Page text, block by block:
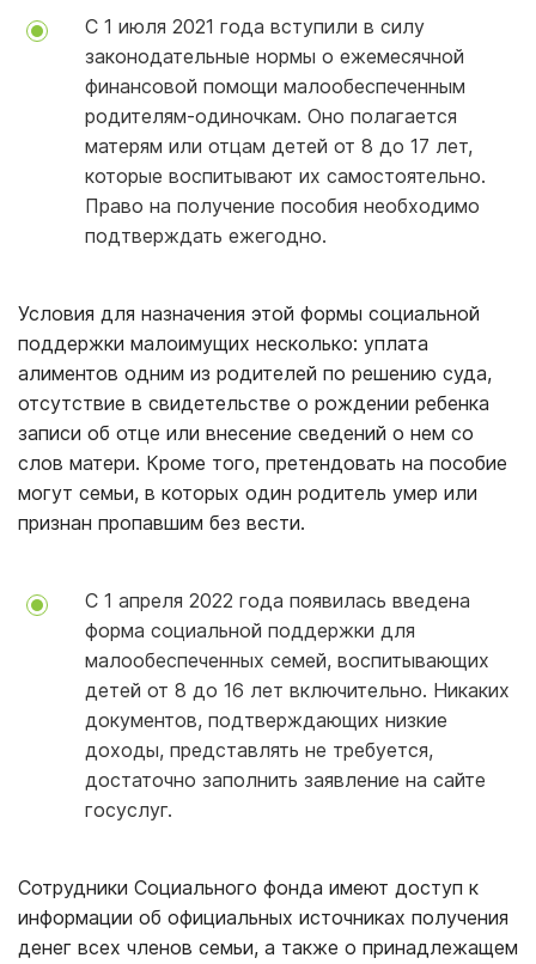
С 1 июля 2021 года вступили в силу
законодательные нормы о ежемесячной
финансовой помощи малообеспеченным
родителям-одиночкам. Оно полагается
матерям или отцам детей от 8 до 17 лет,
которые воспитывают их самостоятельно.
Право на получение пособия необходимо
подтверждать ежегодно.
Условия для назначения этой формы социальной
поддержки малоимущих несколько: уплата
алиментов одним из родителей по решению суда,
отсутствие в свидетельстве о рождении ребенка
записи об отце или внесение сведений о нем со
слов матери. Кроме того, претендовать на пособие
могут семьи, в которых один родитель умер или
признан пропавшим без вести.
С 1 апреля 2022 года появилась введена
форма социальной поддержки для
малообеспеченных семей, воспитывающих
детей от 8 до 16 лет включительно. Никаких
документов, подтверждающих низкие
доходы, представлять не требуется,
достаточно заполнить заявление на сайте
госуслуг.
Сотрудники Социального фонда имеют доступ к
информации об официальных источниках получения
денег всех членов семьи, а также о принадлежащем